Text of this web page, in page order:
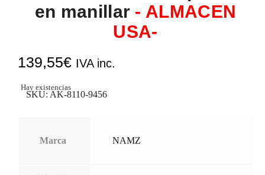
en manillar - ALMACEN
USA-
139,55€ IVA inc.
Hay existencias
SKU: AK-8110-9456
Marca NAMZ